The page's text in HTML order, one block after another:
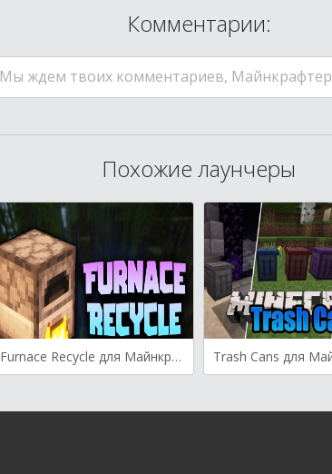
Комментарии:
Мы ждем твоих комментариев, Майнкрафтер
Похожие лаунчеры
Furnace Recycle для Майнкрафт [1.21.5, 1.21.4, 1.21.3]